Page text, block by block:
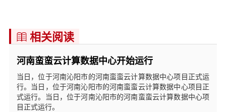
 相关阅读
河南蛮蛮云计算数据中心开始运行
当日，位于河南沁阳市的河南蛮蛮云计算数据中心项目正式运
行。当日，位于河南沁阳市的河南蛮蛮云计算数据中心项目正
式运行。当日，位于河南沁阳市的河南蛮蛮云计算数据中心项
目正式运行。